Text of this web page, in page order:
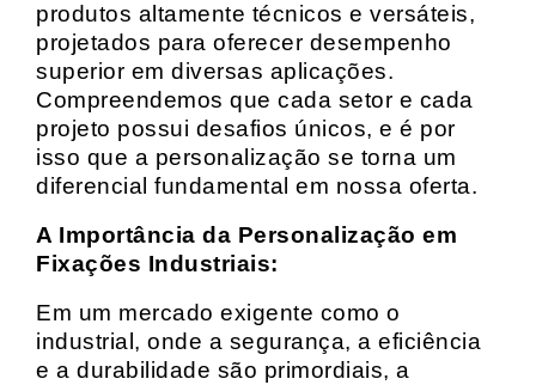
produtos altamente técnicos e versáteis,
projetados para oferecer desempenho
superior em diversas aplicações.
Compreendemos que cada setor e cada
projeto possui desafios únicos, e é por
isso que a personalização se torna um
diferencial fundamental em nossa oferta.
A Importância da Personalização em
Fixações Industriais:
Em um mercado exigente como o
industrial, onde a segurança, a eficiência
e a durabilidade são primordiais, a